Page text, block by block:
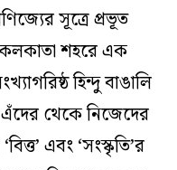
সূত্রে প্রভূত
শহরে এক
হিন্দু বাঙালি
থেকে নিজেদের
এবং ‘সংস্কৃতি’র